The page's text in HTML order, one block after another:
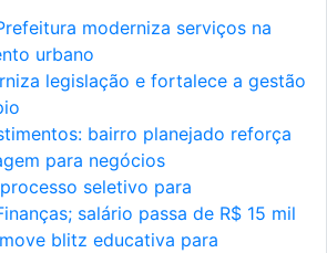
moderniza serviços na
urbano
legislação e fortalece a gestão
bairro planejado reforça
para negócios
seletivo para
salário passa de R$ 15 mil
blitz educativa para